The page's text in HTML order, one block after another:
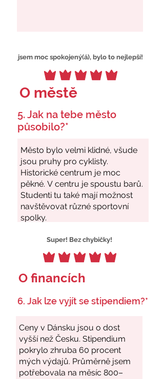
jsem moc spokojený(á), bylo to nejlepší!
O městě
5. Jak na tebe město
působilo?*
Super! Bez chybičky!
O financích
6. Jak lze vyjít se stipendiem?*